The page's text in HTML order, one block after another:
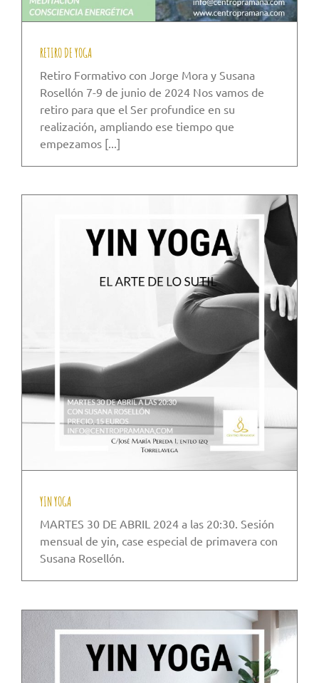
RETIRO DE YOGA
Retiro Formativo con Jorge Mora y Susana
Rosellón 7-9 de junio de 2024 Nos vamos de
retiro para que el Ser profundice en su
realización, ampliando ese tiempo que
empezamos [...]
YIN YOGA
MARTES 30 DE ABRIL 2024 a las 20:30. Sesión
mensual de yin, case especial de primavera con
Susana Rosellón.